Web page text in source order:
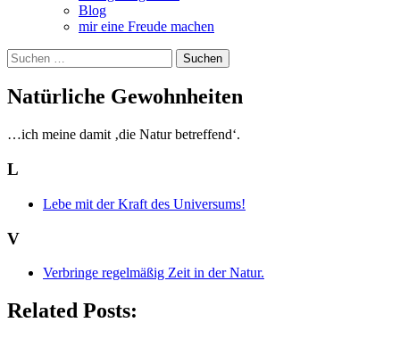
Blog
mir eine Freude machen
Suchen
nach:
Natürliche Gewohnheiten
…ich meine damit ‚die Natur betreffend‘.
L
Lebe mit der Kraft des Universums!
V
Verbringe regelmäßig Zeit in der Natur.
Related Posts: